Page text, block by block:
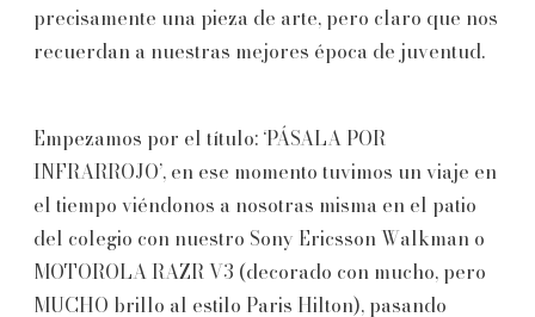
precisamente una pieza de arte, pero claro que nos
recuerdan a nuestras mejores época de juventud.
Empezamos por el título: ‘PÁSALA POR
INFRARROJO’, en ese momento tuvimos un viaje en
el tiempo viéndonos a nosotras misma en el patio
del colegio con nuestro Sony Ericsson Walkman o
MOTOROLA RAZR V3 (decorado con mucho, pero
MUCHO brillo al estilo Paris Hilton), pasando